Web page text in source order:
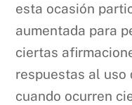
esta ocasión
aumentada para
ciertas
respuestas al uso
cuando ocurren